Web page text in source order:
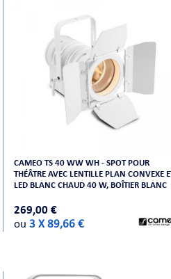
CAMEO TS 40 WW WH - SPOT POUR
THÉÂTRE AVEC LENTILLE PLAN CONVEXE
LED BLANC CHAUD 40 W, BOÎTIER BLANC
269,00 €
ou 3 X 89,66 €